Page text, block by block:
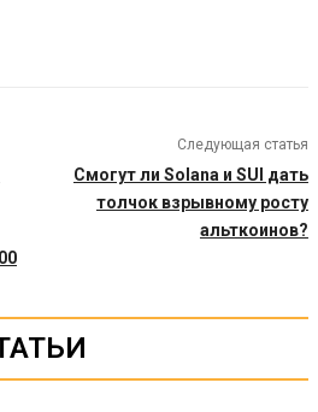
Следующая статья
Смогут ли Solana и SUI дать
толчок взрывному росту
альткоинов?